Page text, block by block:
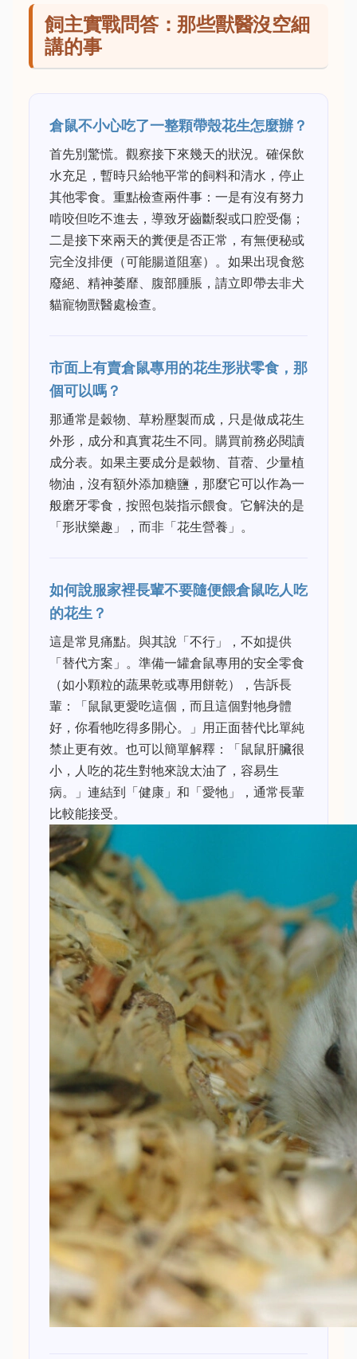
飼主實戰問答：那些獸醫沒空細
講的事
倉鼠不小心吃了一整顆帶殼花生怎麼辦？
首先別驚慌。觀察接下來幾天的狀況。確保飲
水充足，暫時只給牠平常的飼料和清水，停止
其他零食。重點檢查兩件事：一是有沒有努力
啃咬但吃不進去，導致牙齒斷裂或口腔受傷；
二是接下來兩天的糞便是否正常，有無便秘或
完全沒排便（可能腸道阻塞）。如果出現食慾
廢絕、精神萎靡、腹部腫脹，請立即帶去非犬
貓寵物獸醫處檢查。
市面上有賣倉鼠專用的花生形狀零食，那
個可以嗎？
那通常是穀物、草粉壓製而成，只是做成花生
外形，成分和真實花生不同。購買前務必閱讀
成分表。如果主要成分是穀物、苜蓿、少量植
物油，沒有額外添加糖鹽，那麼它可以作為一
般磨牙零食，按照包裝指示餵食。它解決的是
「形狀樂趣」，而非「花生營養」。
如何說服家裡長輩不要隨便餵倉鼠吃人吃
的花生？
這是常見痛點。與其說「不行」，不如提供
「替代方案」。準備一罐倉鼠專用的安全零食
（如小顆粒的蔬果乾或專用餅乾），告訴長
輩：「鼠鼠更愛吃這個，而且這個對牠身體
好，你看牠吃得多開心。」用正面替代比單純
禁止更有效。也可以簡單解釋：「鼠鼠肝臟很
小，人吃的花生對牠來說太油了，容易生
病。」連結到「健康」和「愛牠」，通常長輩
比較能接受。